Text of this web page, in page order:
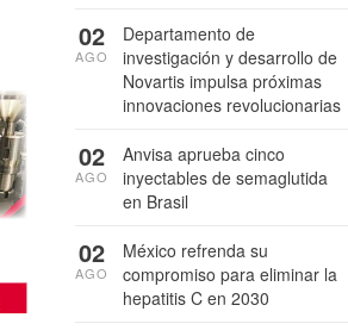
Departamento de
investigación y desarrollo de
Novartis impulsa próximas
innovaciones revolucionarias
02
AGO
Anvisa aprueba cinco
inyectables de semaglutida
en Brasil
02
AGO
México refrenda su
compromiso para eliminar la
hepatitis C en 2030
02
AGO